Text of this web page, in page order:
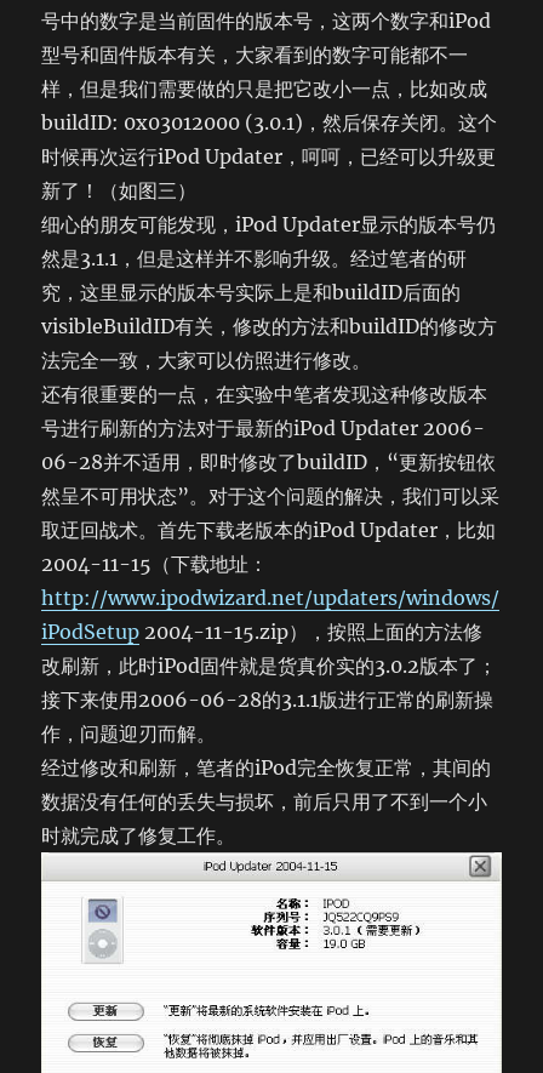
号中的数字是当前固件的版本号，这两个数字和iPod
型号和固件版本有关，大家看到的数字可能都不一
样，但是我们需要做的只是把它改小一点，比如改成
buildID: 0x03012000 (3.0.1)，然后保存关闭。这个
时候再次运行iPod Updater，呵呵，已经可以升级更
新了！（如图三）
细心的朋友可能发现，iPod Updater显示的版本号仍
然是3.1.1，但是这样并不影响升级。经过笔者的研
究，这里显示的版本号实际上是和buildID后面的
visibleBuildID有关，修改的方法和buildID的修改方
法完全一致，大家可以仿照进行修改。
还有很重要的一点，在实验中笔者发现这种修改版本
号进行刷新的方法对于最新的iPod Updater 2006-
06-28并不适用，即时修改了buildID，“更新按钮依
然呈不可用状态”。对于这个问题的解决，我们可以采
取迂回战术。首先下载老版本的iPod Updater，比如
2004-11-15（下载地址：
http://www.ipodwizard.net/updaters/windows/
iPodSetup 2004-11-15.zip），按照上面的方法修
改刷新，此时iPod固件就是货真价实的3.0.2版本了；
接下来使用2006-06-28的3.1.1版进行正常的刷新操
作，问题迎刃而解。
经过修改和刷新，笔者的iPod完全恢复正常，其间的
数据没有任何的丢失与损坏，前后只用了不到一个小
时就完成了修复工作。